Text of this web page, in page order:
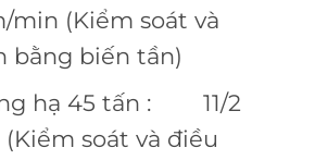
(Kiểm soát và
bằng biến tần)
hạ 45 tấn : 11/2
soát và điều